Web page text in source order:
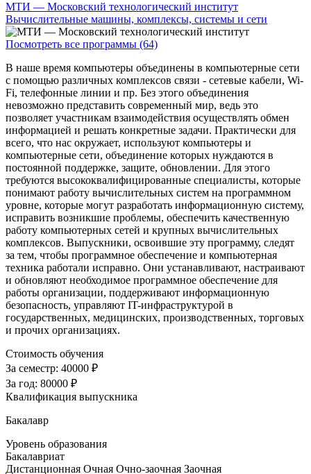
МТИ — Московский технологический институт
Вычислительные машины, комплексы, системы и сети
Посмотреть все программы (64)
В наше время компьютеры объединены в компьютерные сети
с помощью различных комплексов связи - сетевые кабели, Wi-
Fi, телефонные линии и пр. Без этого объединения
невозможно представить современный мир, ведь это
позволяет участникам взаимодействия осуществлять обмен
информацией и решать конкретные задачи. Практически для
всего, что нас окружает, используют компьютеры и
компьютерные сети, объединение которых нуждаются в
постоянной поддержке, защите, обновлении. Для этого
требуются высококвалифицированные специалисты, которые
понимают работу вычислительных систем на программном
уровне, которые могут разработать информационную систему,
исправить возникшие проблемы, обеспечить качественную
работу компьютерных сетей и крупных вычислительных
комплексов. Выпускники, освоившие эту программу, следят
за тем, чтобы программное обеспечение и компьютерная
техника работали исправно. Они устанавливают, настраивают
и обновляют необходимое программное обеспечение для
работы организации, поддерживают информационную
безопасность, управляют IT-инфраструктурой в
государственных, медицинских, производственных, торговых
и прочих организациях.
Стоимость обучения
За семестр: 40000 ₽
За год: 80000 ₽
Квалификация выпускника
Бакалавр
Уровень образования
Бакалавриат
Дистанционная Очная Очно-заочная Заочная